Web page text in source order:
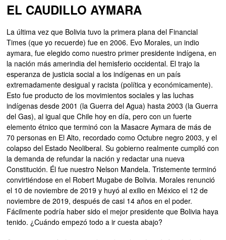
EL CAUDILLO AYMARA
La última vez que Bolivia tuvo la primera plana del Financial
Times (que yo recuerde) fue en 2006. Evo Morales, un indio
aymara, fue elegido como nuestro primer presidente indígena, en
la nación más amerindia del hemisferio occidental. El trajo la
esperanza de justicia social a los indígenas en un país
extremadamente desigual y racista (política y económicamente).
Esto fue producto de los movimientos sociales y las luchas
indígenas desde 2001 (la Guerra del Agua) hasta 2003 (la Guerra
del Gas), al igual que Chile hoy en día, pero con un fuerte
elemento étnico que terminó con la Masacre Aymara de más de
70 personas en El Alto, recordado como Octubre negro 2003, y el
colapso del Estado Neoliberal. Su gobierno realmente cumplió con
la demanda de refundar la nación y redactar una nueva
Constitución. Él fue nuestro Nelson Mandela. Tristemente terminó
convirtiéndose en el Robert Mugabe de Bolivia. Morales renunció
el 10 de noviembre de 2019 y huyó al exilio en México el 12 de
noviembre de 2019, después de casi 14 años en el poder.
Fácilmente podría haber sido el mejor presidente que Bolivia haya
tenido. ¿Cuándo empezó todo a ir cuesta abajo?